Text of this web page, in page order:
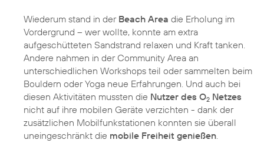
Wiederum stand in der Beach Area die Erholung im
Vordergrund – wer wollte, konnte am extra
aufgeschütteten Sandstrand relaxen und Kraft tanken.
Andere nahmen in der Community Area an
unterschiedlichen Workshops teil oder sammelten beim
Bouldern oder Yoga neue Erfahrungen. Und auch bei
diesen Aktivitäten mussten die Nutzer des O2 Netzes
nicht auf ihre mobilen Geräte verzichten - dank der
zusätzlichen Mobilfunkstationen konnten sie überall
uneingeschränkt die mobile Freiheit genießen.